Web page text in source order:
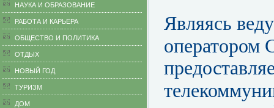
НАУКА И ОБРАЗОВАНИЕ
РАБОТА И КАРЬЕРА
ОБЩЕСТВО И ПОЛИТИКА
ОТДЫХ
НОВЫЙ ГОД
ТУРИЗМ
ДОМ
Являясь